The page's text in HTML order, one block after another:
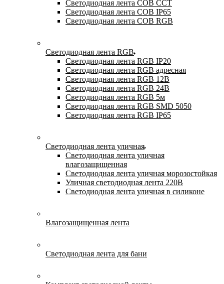
Светодиодная лента COB CCT
Светодиодная лента COB IP65
Светодиодная лента COB RGB
Светодиодная лента RGB
Светодиодная лента RGB IP20
Светодиодная лента RGB адресная
Светодиодная лента RGB 12В
Светодиодная лента RGB 24В
Светодиодная лента RGB 5м
Светодиодная лента RGB SMD 5050
Светодиодная лента RGB IP65
Светодиодная лента уличная
Светодиодная лента уличная
влагозащищенная
Светодиодная лента уличная морозостойкая
Уличная светодиодная лента 220В
Светодиодная лента уличная в силиконе
Влагозащищенная лента
Светодиодная лента для бани